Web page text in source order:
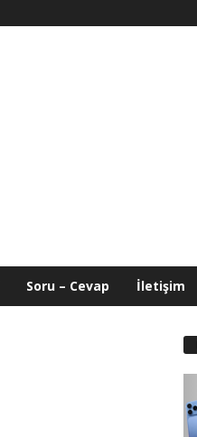
Soru – Cevap İletişim